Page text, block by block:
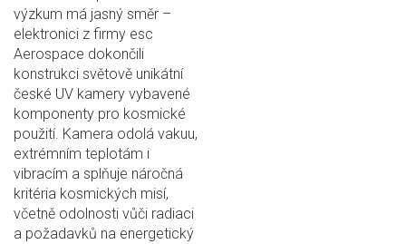
výzkum má jasný směr –
elektronici z firmy esc
Aerospace dokončili
konstrukci světově unikátní
české UV kamery vybavené
komponenty pro kosmické
použití. Kamera odolá vakuu,
extrémním teplotám i
vibracím a splňuje náročná
kritéria kosmických misí,
včetně odolnosti vůči radiaci
a požadavků na energetický